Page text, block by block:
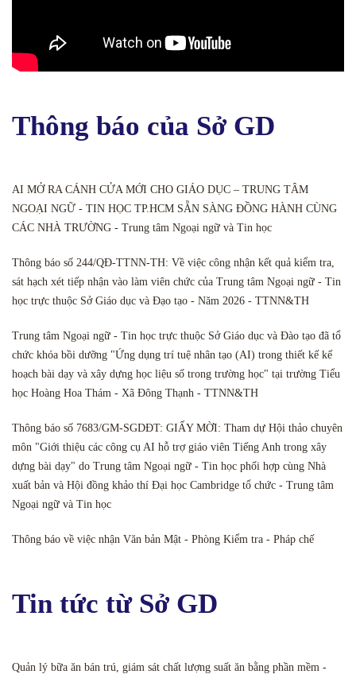
Thông báo của Sở GD
AI MỞ RA CÁNH CỬA MỚI CHO GIÁO DỤC – TRUNG TÂM
NGOẠI NGỮ - TIN HỌC TP.HCM SẴN SÀNG ĐỒNG HÀNH CÙNG
CÁC NHÀ TRƯỜNG - Trung tâm Ngoại ngữ và Tin học
Thông báo số 244/QĐ-TTNN-TH: Về việc công nhận kết quả kiểm tra,
sát hạch xét tiếp nhận vào làm viên chức của Trung tâm Ngoại ngữ - Tin
học trực thuộc Sở Giáo dục và Đạo tạo - Năm 2026 - TTNN&TH
Trung tâm Ngoại ngữ - Tin học trực thuộc Sở Giáo dục và Đào tạo đã tổ
chức khóa bồi dưỡng "Ứng dụng trí tuệ nhân tạo (AI) trong thiết kế kế
hoạch bài dạy và xây dựng học liệu số trong trường học" tại trường Tiểu
học Hoàng Hoa Thám - Xã Đông Thạnh - TTNN&TH
Thông báo số 7683/GM-SGDĐT: GIẤY MỜI: Tham dự Hội thảo chuyên
môn "Giới thiệu các công cụ AI hỗ trợ giáo viên Tiếng Anh trong xây
dựng bài dạy" do Trung tâm Ngoại ngữ - Tin học phối hợp cùng Nhà
xuất bản và Hội đồng khảo thí Đại học Cambridge tổ chức - Trung tâm
Ngoại ngữ và Tin học
Thông báo về việc nhận Văn bản Mật - Phòng Kiểm tra - Pháp chế
Tin tức từ Sở GD
Quản lý bữa ăn bán trú, giám sát chất lượng suất ăn bằng phần mềm -